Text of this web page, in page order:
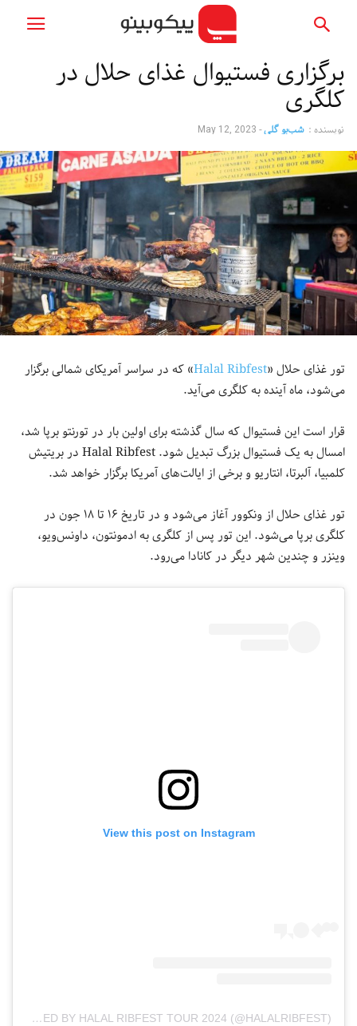
برگزاری فستیوال غذای حلال در
کلگری
نویسنده : شب‌بو گلی-
May 12, 2023
تور غذای حلال «Halal Ribfest» که در سراسر آمریکای شمالی برگزار
می‌شود، ماه‌ آینده به کلگری می‌آید.
قرار است این فستیوال که سال گذشته برای اولین بار در تورنتو برپا شد،
امسال به یک فستیوال بزرگ تبدیل شود. Halal Ribfest در بریتیش
کلمبیا، آلبرتا، انتاریو و برخی از ایالت‌های آمریکا برگزار خواهد شد.
تور غذای حلال از ونکوور آغاز می‌شود و در تاریخ ۱۶ تا ۱۸ جون در
کلگری برپا می‌شود. این تور پس از کلگری به ادمونتون، داونس‌ویو،
وینزر و چندین شهر دیگر در کانادا می‌رود.
View this post on Instagram
A POST SHARED BY HALAL RIBFEST TOUR 2024 (@HALALRIBFEST)